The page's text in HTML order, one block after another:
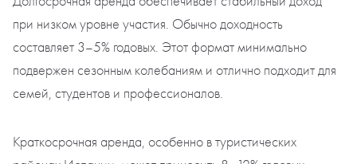
при низком уровне участия. Обычно доходность
составляет 3–5% годовых. Этот формат минимально
подвержен сезонным колебаниям и отлично подходит для
семей, студентов и профессионалов.
Краткосрочная аренда, особенно в туристических